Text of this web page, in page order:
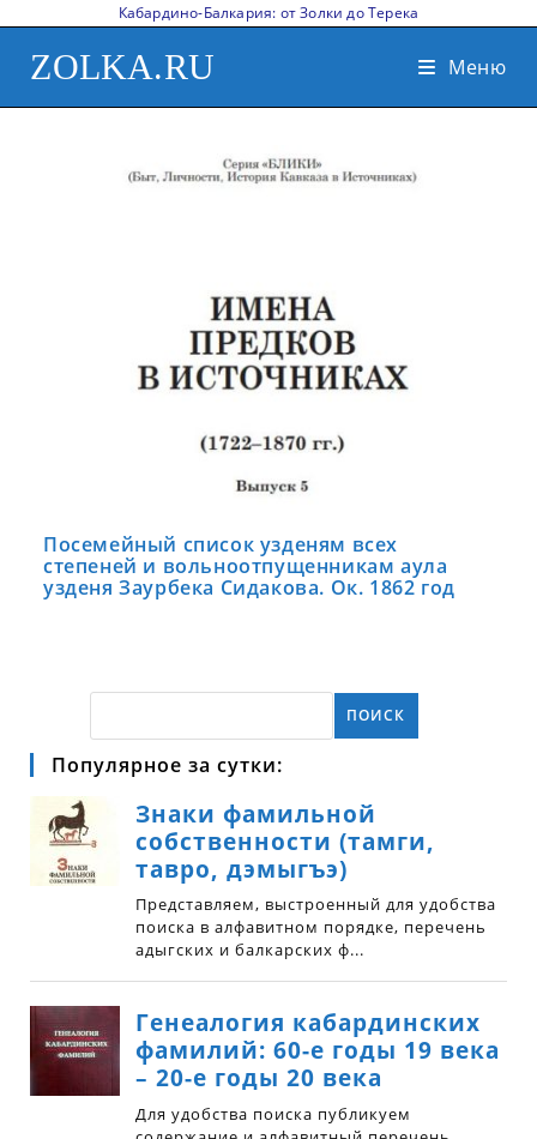
Кабардино-Балкария: от Золки до Терека
ZOLKA.RU Меню
Посемейный список узденям всех
степеней и вольноотпущенникам аула
узденя Заурбека Сидакова. Ок. 1862 год
ПОИСК
Популярное за сутки: